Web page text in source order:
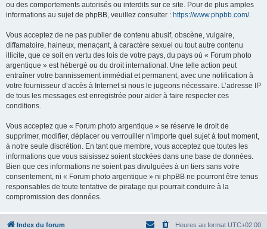
ou des comportements autorisés ou interdits sur ce site. Pour de plus amples
informations au sujet de phpBB, veuillez consulter : https://www.phpbb.com/.
Vous acceptez de ne pas publier de contenu abusif, obscène, vulgaire,
diffamatoire, haineux, menaçant, à caractère sexuel ou tout autre contenu
illicite, que ce soit en vertu des lois de votre pays, du pays où « Forum photo
argentique » est hébergé ou du droit international. Une telle action peut
entraîner votre bannissement immédiat et permanent, avec une notification à
votre fournisseur d’accès à Internet si nous le jugeons nécessaire. L’adresse IP
de tous les messages est enregistrée pour aider à faire respecter ces
conditions.
Vous acceptez que « Forum photo argentique » se réserve le droit de
supprimer, modifier, déplacer ou verrouiller n’importe quel sujet à tout moment,
à notre seule discrétion. En tant que membre, vous acceptez que toutes les
informations que vous saisissez soient stockées dans une base de données.
Bien que ces informations ne soient pas divulguées à un tiers sans votre
consentement, ni « Forum photo argentique » ni phpBB ne pourront être tenus
responsables de toute tentative de piratage qui pourrait conduire à la
compromission des données.
Index du forum Heures au format UTC+02:00